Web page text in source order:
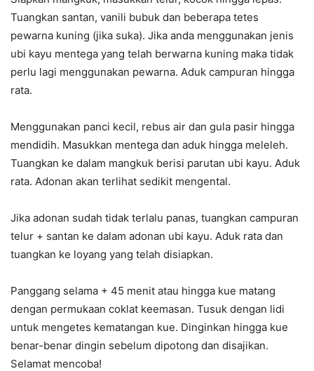
Tuangkan santan, vanili bubuk dan beberapa tetes
pewarna kuning (jika suka). Jika anda menggunakan jenis
ubi kayu mentega yang telah berwarna kuning maka tidak
perlu lagi menggunakan pewarna. Aduk campuran hingga
rata.
Menggunakan panci kecil, rebus air dan gula pasir hingga
mendidih. Masukkan mentega dan aduk hingga meleleh.
Tuangkan ke dalam mangkuk berisi parutan ubi kayu. Aduk
rata. Adonan akan terlihat sedikit mengental.
Jika adonan sudah tidak terlalu panas, tuangkan campuran
telur + santan ke dalam adonan ubi kayu. Aduk rata dan
tuangkan ke loyang yang telah disiapkan.
Panggang selama + 45 menit atau hingga kue matang
dengan permukaan coklat keemasan. Tusuk dengan lidi
untuk mengetes kematangan kue. Dinginkan hingga kue
benar-benar dingin sebelum dipotong dan disajikan.
Selamat mencoba!